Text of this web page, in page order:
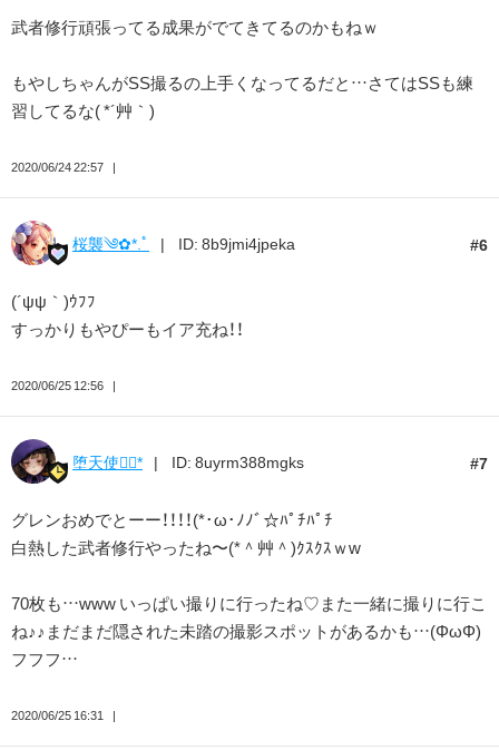
武者修行頑張ってる成果がでてきてるのかもねｗ
もやしちゃんがSS撮るの上手くなってるだと…さてはSSも練
習してるな( *´艸｀)
2020/06/24 22:57
6
桜襲༄✿*.ﾟ ID: 8b9jmi4jpeka
(´ψψ｀)ｳﾌﾌ
すっかりもやぴーもイア充ね！！
2020/06/25 12:56
7
堕天使❁⃘* ID: 8uyrm388mgks
グレンおめでとーー！！！！(*･ω･ﾉﾉﾞ☆ﾊﾟﾁﾊﾟﾁ
白熱した武者修行やったね〜(*＾艸＾)ｸｽｸｽｗw
70枚も…www いっぱい撮りに行ったね♡また一緒に撮りに行こ
ね♪♪まだまだ隠された未踏の撮影スポットがあるかも…(ΦωΦ)
フフフ…
2020/06/25 16:31